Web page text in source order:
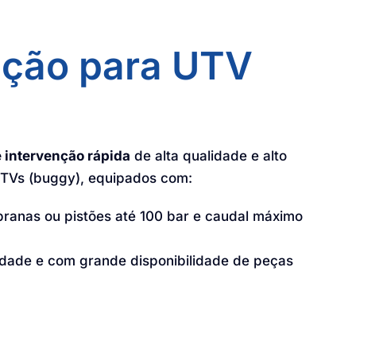
para UTV
intervenção rápida de alta qualidade e alto
(buggy), equipados com:
ou pistões até 100 bar e caudal máximo
e com grande disponibilidade de peças